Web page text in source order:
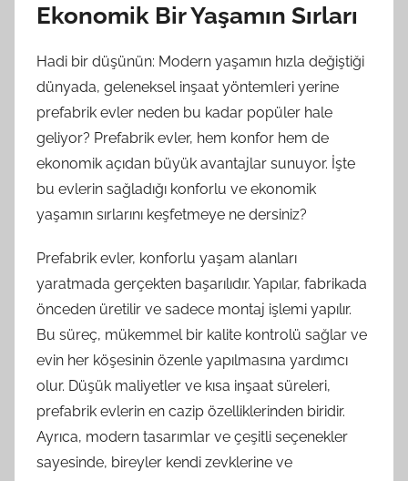
Ekonomik Bir Yaşamın Sırları
Hadi bir düşünün: Modern yaşamın hızla değiştiği
dünyada, geleneksel inşaat yöntemleri yerine
prefabrik evler neden bu kadar popüler hale
geliyor? Prefabrik evler, hem konfor hem de
ekonomik açıdan büyük avantajlar sunuyor. İşte
bu evlerin sağladığı konforlu ve ekonomik
yaşamın sırlarını keşfetmeye ne dersiniz?
Prefabrik evler, konforlu yaşam alanları
yaratmada gerçekten başarılıdır. Yapılar, fabrikada
önceden üretilir ve sadece montaj işlemi yapılır.
Bu süreç, mükemmel bir kalite kontrolü sağlar ve
evin her köşesinin özenle yapılmasına yardımcı
olur. Düşük maliyetler ve kısa inşaat süreleri,
prefabrik evlerin en cazip özelliklerinden biridir.
Ayrıca, modern tasarımlar ve çeşitli seçenekler
sayesinde, bireyler kendi zevklerine ve